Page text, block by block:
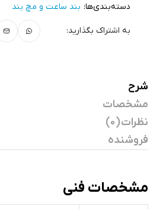
دسته‌بندی‌ها: بند ساعت و مچ‌ بند
به اشتراک بگذارید:
شرح
مشخصات
نظرات (0)
فروشنده
مشخصات فنی